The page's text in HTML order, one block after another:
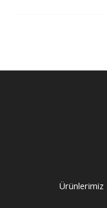
Ürünlerimiz